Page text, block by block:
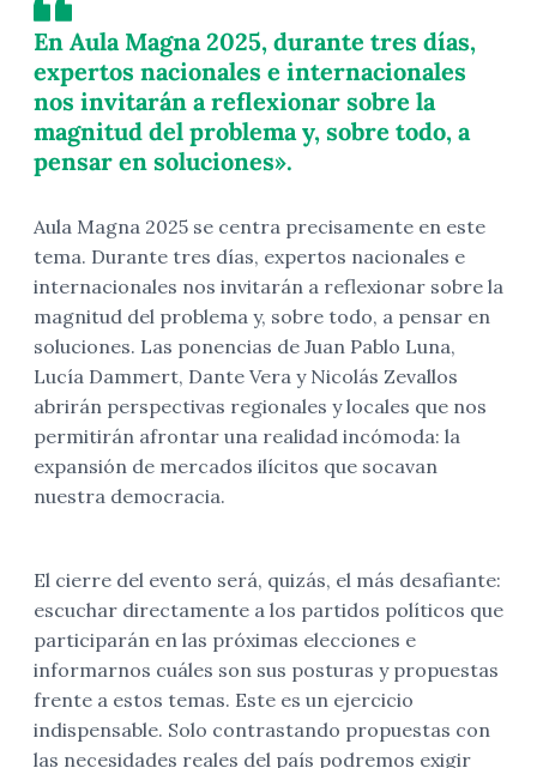
En Aula Magna 2025, durante tres días,
expertos nacionales e internacionales
nos invitarán a reflexionar sobre la
magnitud del problema y, sobre todo, a
pensar en soluciones».
Aula Magna 2025 se centra precisamente en este
tema. Durante tres días, expertos nacionales e
internacionales nos invitarán a reflexionar sobre la
magnitud del problema y, sobre todo, a pensar en
soluciones. Las ponencias de Juan Pablo Luna,
Lucía Dammert, Dante Vera y Nicolás Zevallos
abrirán perspectivas regionales y locales que nos
permitirán afrontar una realidad incómoda: la
expansión de mercados ilícitos que socavan
nuestra democracia.
El cierre del evento será, quizás, el más desafiante:
escuchar directamente a los partidos políticos que
participarán en las próximas elecciones e
informarnos cuáles son sus posturas y propuestas
frente a estos temas. Este es un ejercicio
indispensable. Solo contrastando propuestas con
las necesidades reales del país podremos exigir